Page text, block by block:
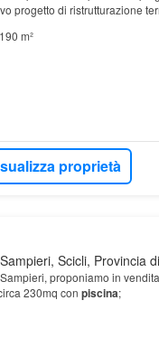
progetto di ristrutturazione
190 m²
proprietà
Scicli, Provincia
proponiamo in
230mq con piscina;